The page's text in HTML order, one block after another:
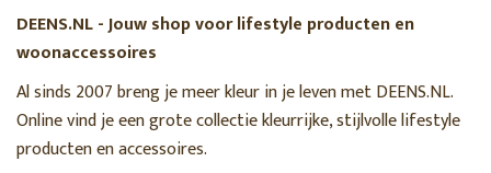
DEENS.NL - Jouw shop voor lifestyle producten en
woonaccessoires
Al sinds 2007 breng je meer kleur in je leven met DEENS.NL.
Online vind je een grote collectie kleurrijke, stijlvolle lifestyle
producten en accessoires.